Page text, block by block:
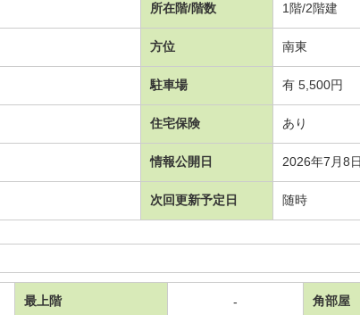
所在階/階数 1階/2階建
方位 南東
駐車場 有 5,500円
住宅保険 あり
情報公開日 2026年7月8日
次回更新予定日 随時
最上階 - 角部屋